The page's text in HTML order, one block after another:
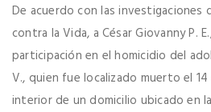
De acuerdo con las investigaciones
contra la Vida, a César Giovanny P.
participación en el homicidio del
V., quien fue localizado muerto el
interior de un domicilio ubicado en